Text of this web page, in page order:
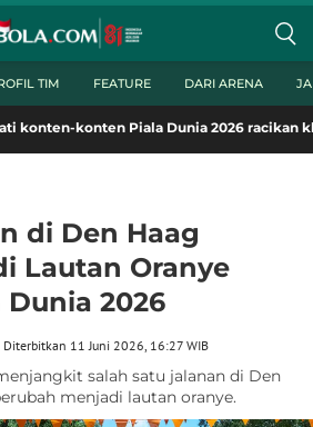
TIM FEATURE DARI ARENA
konten Piala Dunia 2026 racikan khas
di Den Haag
Lautan Oranye
2026
Diterbitkan 11 Juni 2026, 16:27 WIB
salah satu jalanan di Den
menjadi lautan oranye.